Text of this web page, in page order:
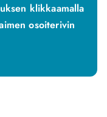
klikkaamalla
osoiterivin